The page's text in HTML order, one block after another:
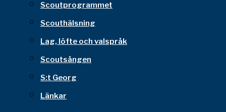
Scoutprogrammet
Scouthälsning
Lag, löfte och valspråk
Scoutsången
S:t Georg
Länkar